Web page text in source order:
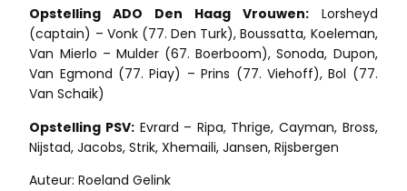
Opstelling ADO Den Haag Vrouwen:Lorsheyd
(captain) – Vonk (77. Den Turk), Boussatta, Koeleman,
Van Mierlo – Mulder (67. Boerboom), Sonoda, Dupon,
Van Egmond (77. Piay) – Prins (77. Viehoff), Bol (77.
Van Schaik)
Opstelling PSV: Evrard – Ripa, Thrige, Cayman, Bross,
Nijstad, Jacobs, Strik, Xhemaili, Jansen, Rijsbergen
Auteur: Roeland Gelink